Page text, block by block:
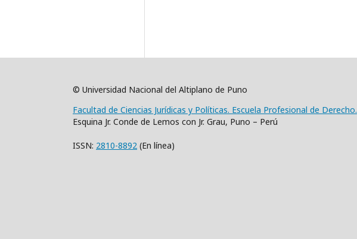
© Universidad Nacional del Altiplano de Puno
Facultad de Ciencias Jurídicas y Políticas. Escuela Profesional de Derecho.
Esquina Jr. Conde de Lemos con Jr. Grau, Puno – Perú
ISSN: 2810-8892 (En línea)